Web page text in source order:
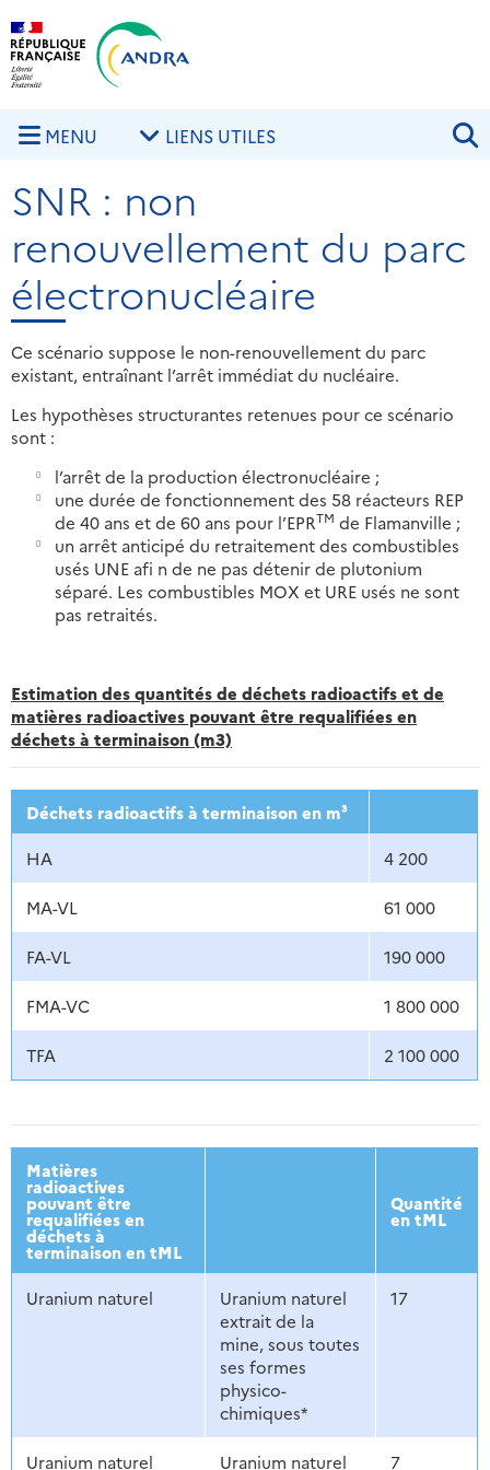
Aller au contenu principal
MENU LIENS UTILES
SNR : non
renouvellement du parc
électronucléaire
Ce scénario suppose le non-renouvellement du parc
existant, entraînant l’arrêt immédiat du nucléaire.
Les hypothèses structurantes retenues pour ce scénario
sont :
l’arrêt de la production électronucléaire ;
une durée de fonctionnement des 58 réacteurs REP
de 40 ans et de 60 ans pour l’EPRTM de Flamanville ;
un arrêt anticipé du retraitement des combustibles
usés UNE afi n de ne pas détenir de plutonium
séparé. Les combustibles MOX et URE usés ne sont
pas retraités.
Estimation des quantités de déchets radioactifs et de
matières radioactives pouvant être requalifiées en
déchets à terminaison (m3)
Déchets radioactifs à terminaison en m³
HA
4 200
MA-VL 61 000
FA-VL 190 000
FMA-VC 1 800 000
TFA 2 100 000
Matières
radioactives
pouvant être
requalifiées en
déchets à
terminaison en tML
Quantité
en tML
Uranium naturel
Uranium naturel
extrait de la
mine, sous toutes
ses formes
physico-
chimiques*
17
Uranium naturel Uranium naturel 7